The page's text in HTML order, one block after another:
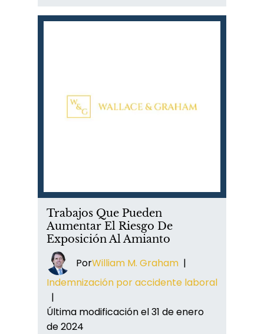
Trabajos Que Pueden
Aumentar El Riesgo De
Exposición Al Amianto
PorWilliam M. Graham |
Indemnización por accidente laboral
|
Última modificación el 31 de enero
de 2024